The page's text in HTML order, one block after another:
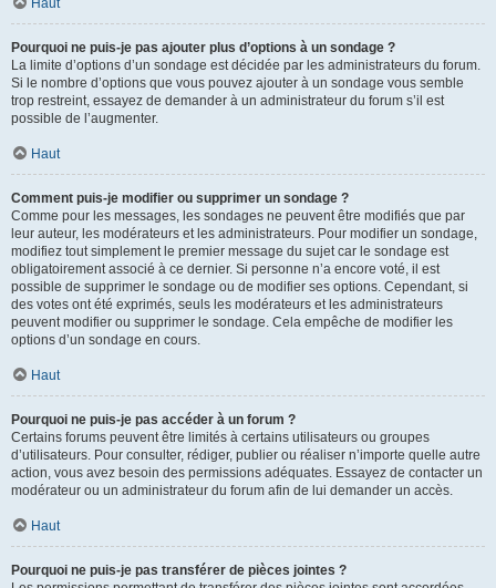
Haut
Pourquoi ne puis-je pas ajouter plus d’options à un sondage ?
La limite d’options d’un sondage est décidée par les administrateurs du forum.
Si le nombre d’options que vous pouvez ajouter à un sondage vous semble
trop restreint, essayez de demander à un administrateur du forum s’il est
possible de l’augmenter.
Haut
Comment puis-je modifier ou supprimer un sondage ?
Comme pour les messages, les sondages ne peuvent être modifiés que par
leur auteur, les modérateurs et les administrateurs. Pour modifier un sondage,
modifiez tout simplement le premier message du sujet car le sondage est
obligatoirement associé à ce dernier. Si personne n’a encore voté, il est
possible de supprimer le sondage ou de modifier ses options. Cependant, si
des votes ont été exprimés, seuls les modérateurs et les administrateurs
peuvent modifier ou supprimer le sondage. Cela empêche de modifier les
options d’un sondage en cours.
Haut
Pourquoi ne puis-je pas accéder à un forum ?
Certains forums peuvent être limités à certains utilisateurs ou groupes
d’utilisateurs. Pour consulter, rédiger, publier ou réaliser n’importe quelle autre
action, vous avez besoin des permissions adéquates. Essayez de contacter un
modérateur ou un administrateur du forum afin de lui demander un accès.
Haut
Pourquoi ne puis-je pas transférer de pièces jointes ?